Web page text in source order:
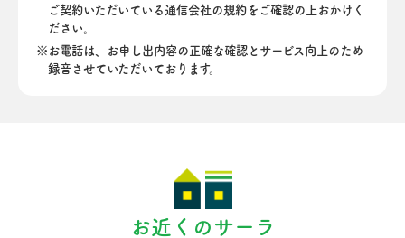
ご契約いただいている通信会社の規約をご確認の上おかけく
ださい。
お電話は、お申し出内容の正確な確認とサービス向上のため
録音させていただいております。
お近くのサーラ